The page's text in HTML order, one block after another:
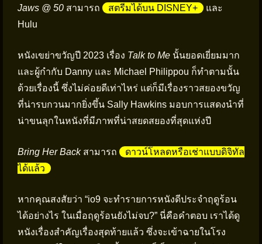
Jaws @ 50 สามารถ สตรีมได้บน DISNEY+
และ
Hulu
หนังเขย่าขวัญปี 2023 เรื่อง Talk to Me นั้นยอดเยี่ยมมาก
และผู้กำกับ Danny และ Michael Philippou ก็ทำตามนั้น
ด้วยเรื่องนี้ ซึ่งไม่ค่อยดีเท่าไหร่ แต่ก็มีเรื่องราวสยองขวัญ
ที่น่ารบกวนมากยิ่งขึ้น Sally Hawkins มอบการแสดงนำที่
น่าขนลุกในหนังที่มีภาพที่น่าสยดสยองที่สุดแห่งปี
Bring Her Backสามารถ
ดาวน์โหลดหรือเช่าแบบดิจิทัล
ได้แล้ว
หากคุณสงสัยว่า “io9 จะทำรายการหนังดีประจำฤดูร้อน
ได้อย่างไร ในเมื่อฤดูร้อนยังไม่จบ?” นี่คือคำตอบ เราได้ดู
หนังเรื่องสำคัญเรื่องสุดท้ายแล้ว ซึ่งจะเข้าฉายในโรง